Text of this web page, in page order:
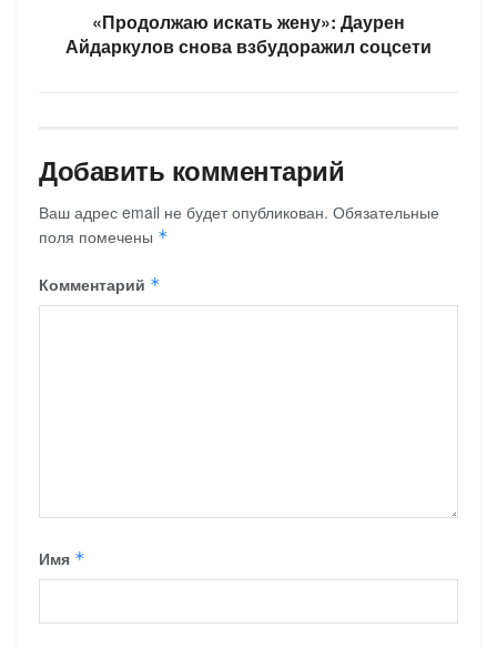
«Продолжаю искать жену»: Даурен
Айдаркулов снова взбудоражил соцсети
Добавить комментарий
Ваш адрес email не будет опубликован. Обязательные
поля помечены *
Комментарий *
Имя *